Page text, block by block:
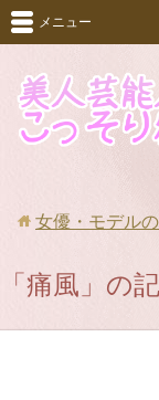
メニュー
女優・モデル
「痛風」の